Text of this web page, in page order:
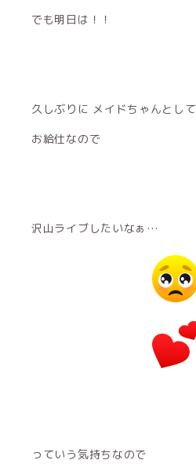
でも明日は！！
久しぶりに メイドちゃんとして
お給仕なので
沢山ライブしたいなぁ…
っていう気持ちなので